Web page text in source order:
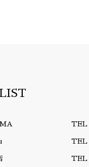
TEL
TEL
TEL